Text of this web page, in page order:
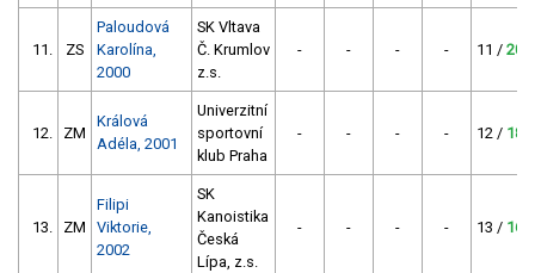
11. ZS
Paloudová
Karolína,
2000
SK Vltava
Č. Krumlov
z.s.
- - - - 11 / 20
12. ZM
Králová
Adéla, 2001
Univerzitní
sportovní
klub Praha
- - - - 12 / 18
13. ZM
Filipi
Viktorie,
2002
SK
Kanoistika
Česká
Lípa, z.s.
- - - - 13 / 16